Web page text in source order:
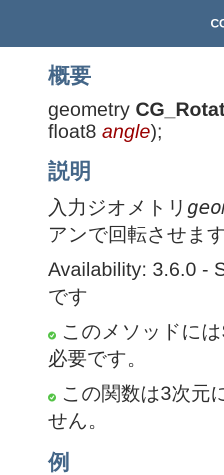
概要
geometry
float8 angle);
説明
入力ジオメトリ
アンで回転させま
Availability: 3.6.0 -
です
このメソッドに
必要です。
この関数は3次元
せん。
例